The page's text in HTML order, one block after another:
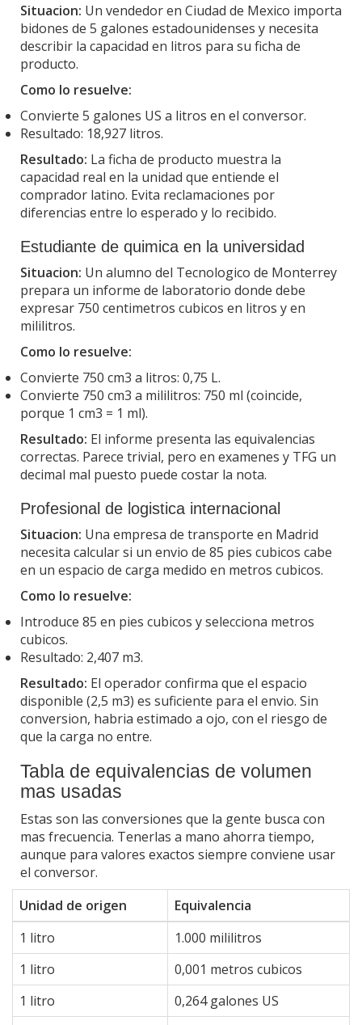
Situacion: Un vendedor en Ciudad de Mexico importa
bidones de 5 galones estadounidenses y necesita
describir la capacidad en litros para su ficha de
producto.
Como lo resuelve:
Convierte 5 galones US a litros en el conversor.
Resultado: 18,927 litros.
Resultado: La ficha de producto muestra la
capacidad real en la unidad que entiende el
comprador latino. Evita reclamaciones por
diferencias entre lo esperado y lo recibido.
Estudiante de quimica en la universidad
Situacion: Un alumno del Tecnologico de Monterrey
prepara un informe de laboratorio donde debe
expresar 750 centimetros cubicos en litros y en
mililitros.
Como lo resuelve:
Convierte 750 cm3 a litros: 0,75 L.
Convierte 750 cm3 a mililitros: 750 ml (coincide,
porque 1 cm3 = 1 ml).
Resultado: El informe presenta las equivalencias
correctas. Parece trivial, pero en examenes y TFG un
decimal mal puesto puede costar la nota.
Profesional de logistica internacional
Situacion: Una empresa de transporte en Madrid
necesita calcular si un envio de 85 pies cubicos cabe
en un espacio de carga medido en metros cubicos.
Como lo resuelve:
Introduce 85 en pies cubicos y selecciona metros
cubicos.
Resultado: 2,407 m3.
Resultado: El operador confirma que el espacio
disponible (2,5 m3) es suficiente para el envio. Sin
conversion, habria estimado a ojo, con el riesgo de
que la carga no entre.
Tabla de equivalencias de volumen
mas usadas
Estas son las conversiones que la gente busca con
mas frecuencia. Tenerlas a mano ahorra tiempo,
aunque para valores exactos siempre conviene usar
el conversor.
Unidad de origen
Equivalencia
1 litro
1.000 mililitros
1 litro
0,001 metros cubicos
1 litro
0,264 galones US